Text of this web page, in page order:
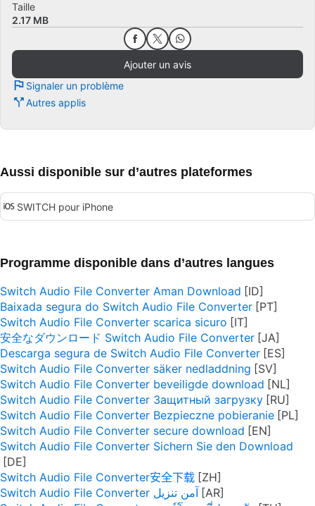
Taille
2.17 MB
Ajouter un avis
Signaler un problème
Autres applis
Aussi disponible sur d’autres plateformes
SWITCH pour iPhone
Programme disponible dans d’autres langues
Switch Audio File Converter Aman Download
Baixada segura do Switch Audio File Converter
Switch Audio File Converter scarica sicuro
安全なダウンロード Switch Audio File Converter
Descarga segura de Switch Audio File Converter
Switch Audio File Converter säker nedladdning
Switch Audio File Converter beveiligde download
Switch Audio File Converter Защитный загрузку
Switch Audio File Converter Bezpieczne pobieranie
Switch Audio File Converter secure download
Switch Audio File Converter Sichern Sie den Download
Switch Audio File Converter安全下载
Switch Audio File Converter آمن تنزيل